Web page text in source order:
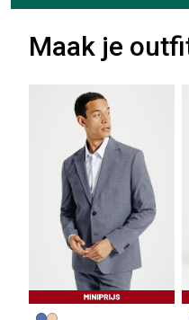
Maak je